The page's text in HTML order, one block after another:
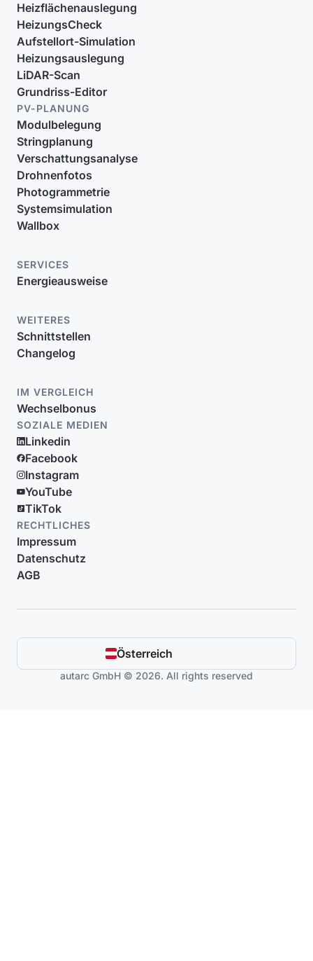
Heizflächenauslegung
HeizungsCheck
Aufstellort-Simulation
Heizungsauslegung
LiDAR-Scan
Grundriss-Editor
PV-PLANUNG
Modulbelegung
Stringplanung
Verschattungsanalyse
Drohnenfotos
Photogrammetrie
Systemsimulation
Wallbox
SERVICES
Energieausweise
WEITERES
Schnittstellen
Changelog
IM VERGLEICH
Wechselbonus
SOZIALE MEDIEN
Linkedin
Facebook
Instagram
YouTube
TikTok
RECHTLICHES
Impressum
Datenschutz
AGB
Österreich
autarc GmbH © 2026. All rights reserved